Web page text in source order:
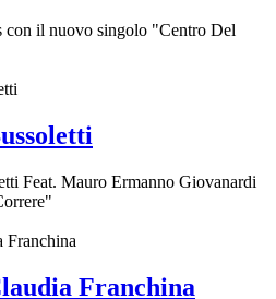
con il nuovo singolo "Centro Del
Feat. Mauro Ermanno Giovanardi
Franchina